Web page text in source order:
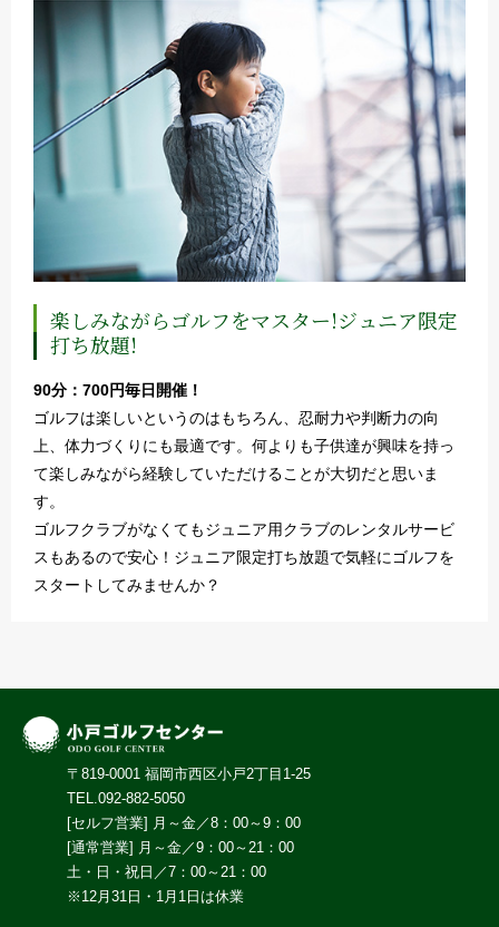
楽しみながらゴルフをマスター!ジュニア限定
打ち放題!
90分：700円毎日開催！
ゴルフは楽しいというのはもちろん、忍耐力や判断力の向
上、体力づくりにも最適です。何よりも子供達が興味を持っ
て楽しみながら経験していただけることが大切だと思いま
す。
ゴルフクラブがなくてもジュニア用クラブのレンタルサービ
スもあるので安心！ジュニア限定打ち放題で気軽にゴルフを
スタートしてみませんか？
〒819-0001 福岡市西区小戸2丁目1-25
TEL.092-882-5050
[セルフ営業] 月～金／8：00～9：00
[通常営業] 月～金／9：00～21：00
土・日・祝日／7：00～21：00
※12月31日・1月1日は休業